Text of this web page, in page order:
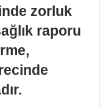
zorluk
raporu